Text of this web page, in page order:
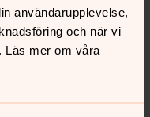
användarupplevelse,
och när vi
Läs mer om våra